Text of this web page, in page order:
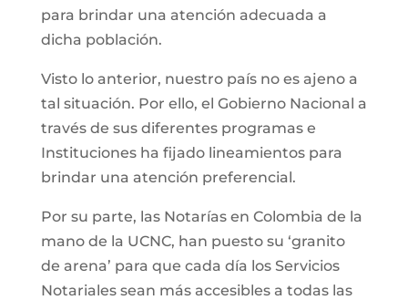
para brindar una atención adecuada a
dicha población.
Visto lo anterior, nuestro país no es ajeno a
tal situación. Por ello, el Gobierno Nacional a
través de sus diferentes programas e
Instituciones ha fijado lineamientos para
brindar una atención preferencial.
Por su parte, las Notarías en Colombia de la
mano de la UCNC, han puesto su ‘granito
de arena’ para que cada día los Servicios
Notariales sean más accesibles a todas las